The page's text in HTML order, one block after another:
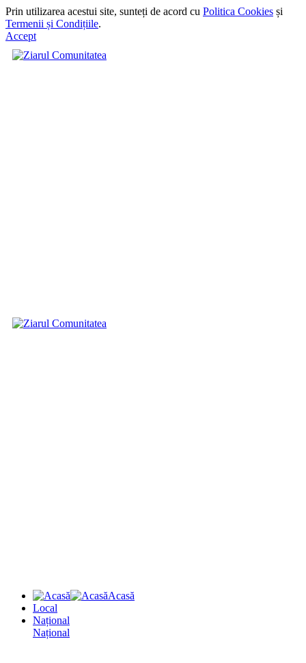
Prin utilizarea acestui site, sunteți de acord cu Politica Cookies și
Termenii și Condițiile.
Accept
Acasă
Local
Național
Național